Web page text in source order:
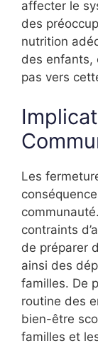
affecter le
des
nutrition
des enfants,
pas vers
Les
contraints
de préparer
ainsi des
familles. De
routine des
bien-être
familles et